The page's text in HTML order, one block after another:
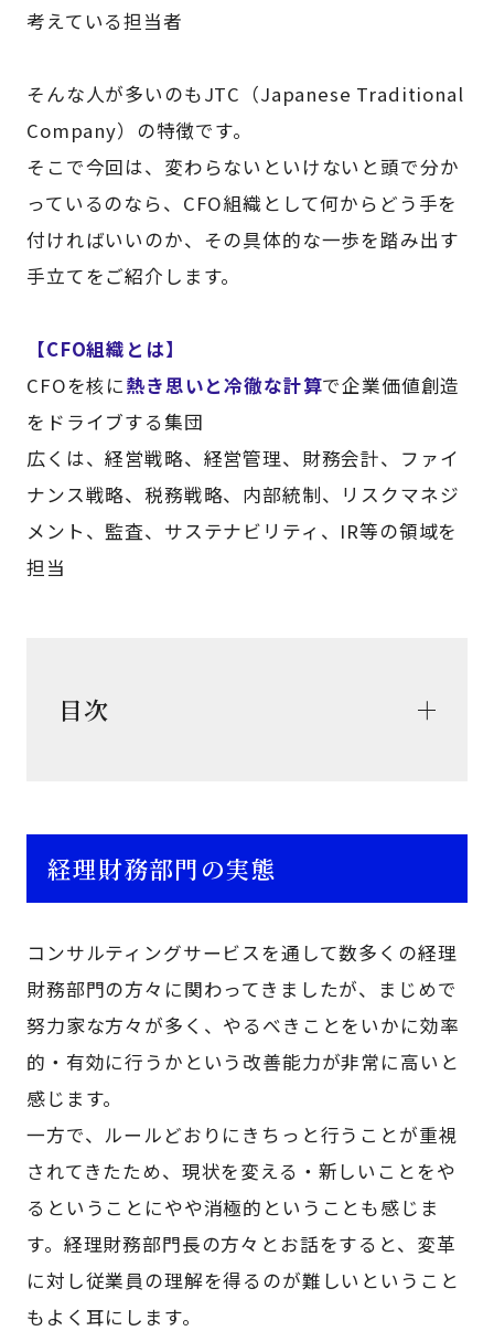
考えている担当者
そんな人が多いのもJTC（Japanese Traditional
Company）の特徴です。
そこで今回は、変わらないといけないと頭で分か
っているのなら、CFO組織として何からどう手を
付ければいいのか、その具体的な一歩を踏み出す
手立てをご紹介します。
【CFO組織とは】
CFOを核に熱き思いと冷徹な計算で企業価値創造
をドライブする集団
広くは、経営戦略、経営管理、財務会計、ファイ
ナンス戦略、税務戦略、内部統制、リスクマネジ
メント、監査、サステナビリティ、IR等の領域を
担当
目次
経理財務部門の実態
コンサルティングサービスを通して数多くの経理
財務部門の方々に関わってきましたが、まじめで
努力家な方々が多く、やるべきことをいかに効率
的・有効に行うかという改善能力が非常に高いと
感じます。
一方で、ルールどおりにきちっと行うことが重視
されてきたため、現状を変える・新しいことをや
るということにやや消極的ということも感じま
す。経理財務部門長の方々とお話をすると、変革
に対し従業員の理解を得るのが難しいということ
もよく耳にします。